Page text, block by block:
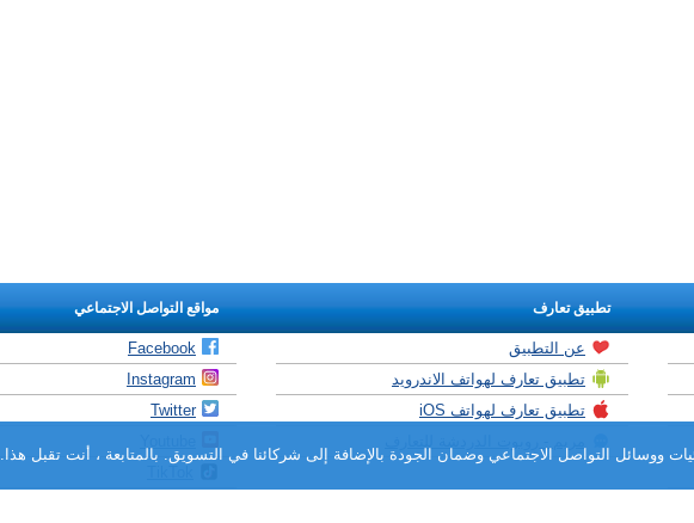
تطبيق تعارف مواقع التواصل الاجتماعي
عن التطبيق
تطبيق تعارف لهواتف الاندرويد
تطبيق تعارف لهواتف iOS
Facebook
Instagram
Twitter
ووسائل التواصل الاجتماعي وضمان الجودة بالإضافة إلى شركائنا في التسويق. بالمتابعة ، أنت تقبل هذا.